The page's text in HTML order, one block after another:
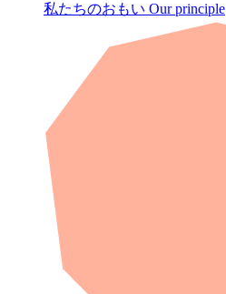
私たちのおもい Our principle